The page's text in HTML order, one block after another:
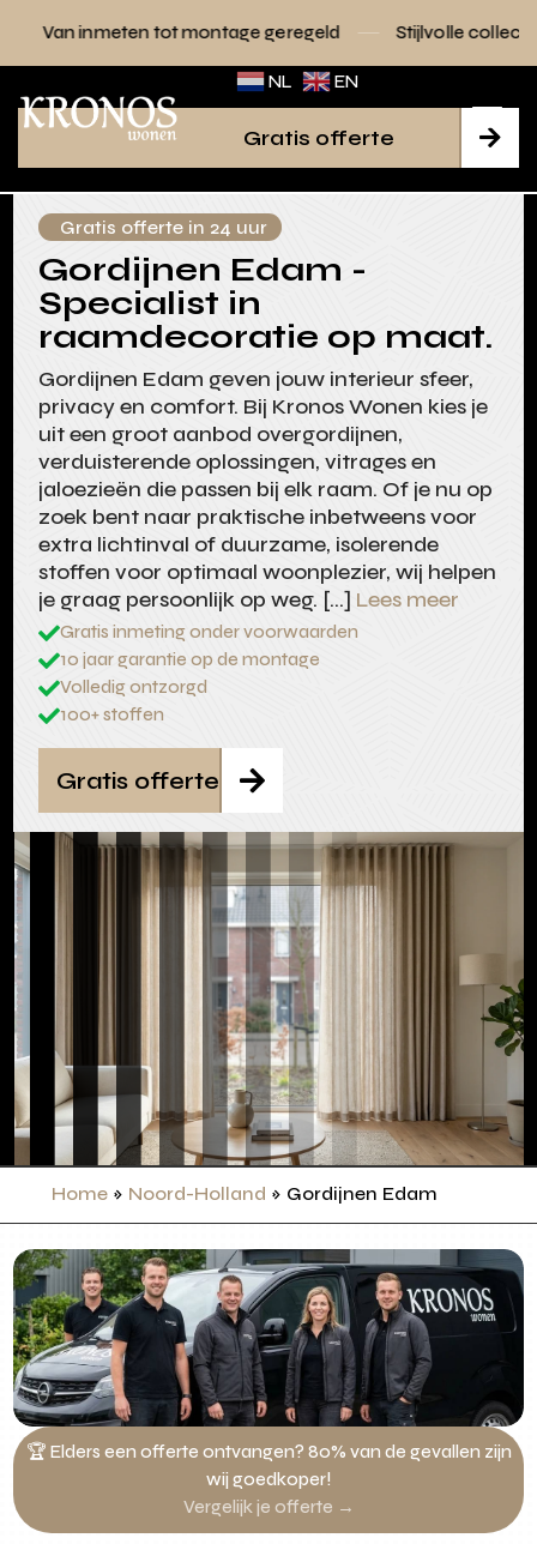
tot montage geregeld Stijlvolle collecties voor elk
NL EN

Gratis offerte
Gratis offerte in 24 uur
Gordijnen Edam -
Specialist in
raamdecoratie op maat.
Gordijnen Edam geven jouw interieur sfeer,
privacy en comfort. Bij Kronos Wonen kies je
uit een groot aanbod overgordijnen,
verduisterende oplossingen, vitrages en
jaloezieën die passen bij elk raam. Of je nu op
zoek bent naar praktische inbetweens voor
extra lichtinval of duurzame, isolerende
stoffen voor optimaal woonplezier, wij helpen
je graag persoonlijk op weg. […] Lees meer
Gratis inmeting onder voorwaarden
10 jaar garantie op de montage
Volledig ontzorgd
100+ stoffen

Gratis offerte
Home » Noord-Holland » Gordijnen Edam
🏆 Elders een offerte ontvangen? 80% van de gevallen zijn
wij goedkoper!
Vergelijk je offerte →